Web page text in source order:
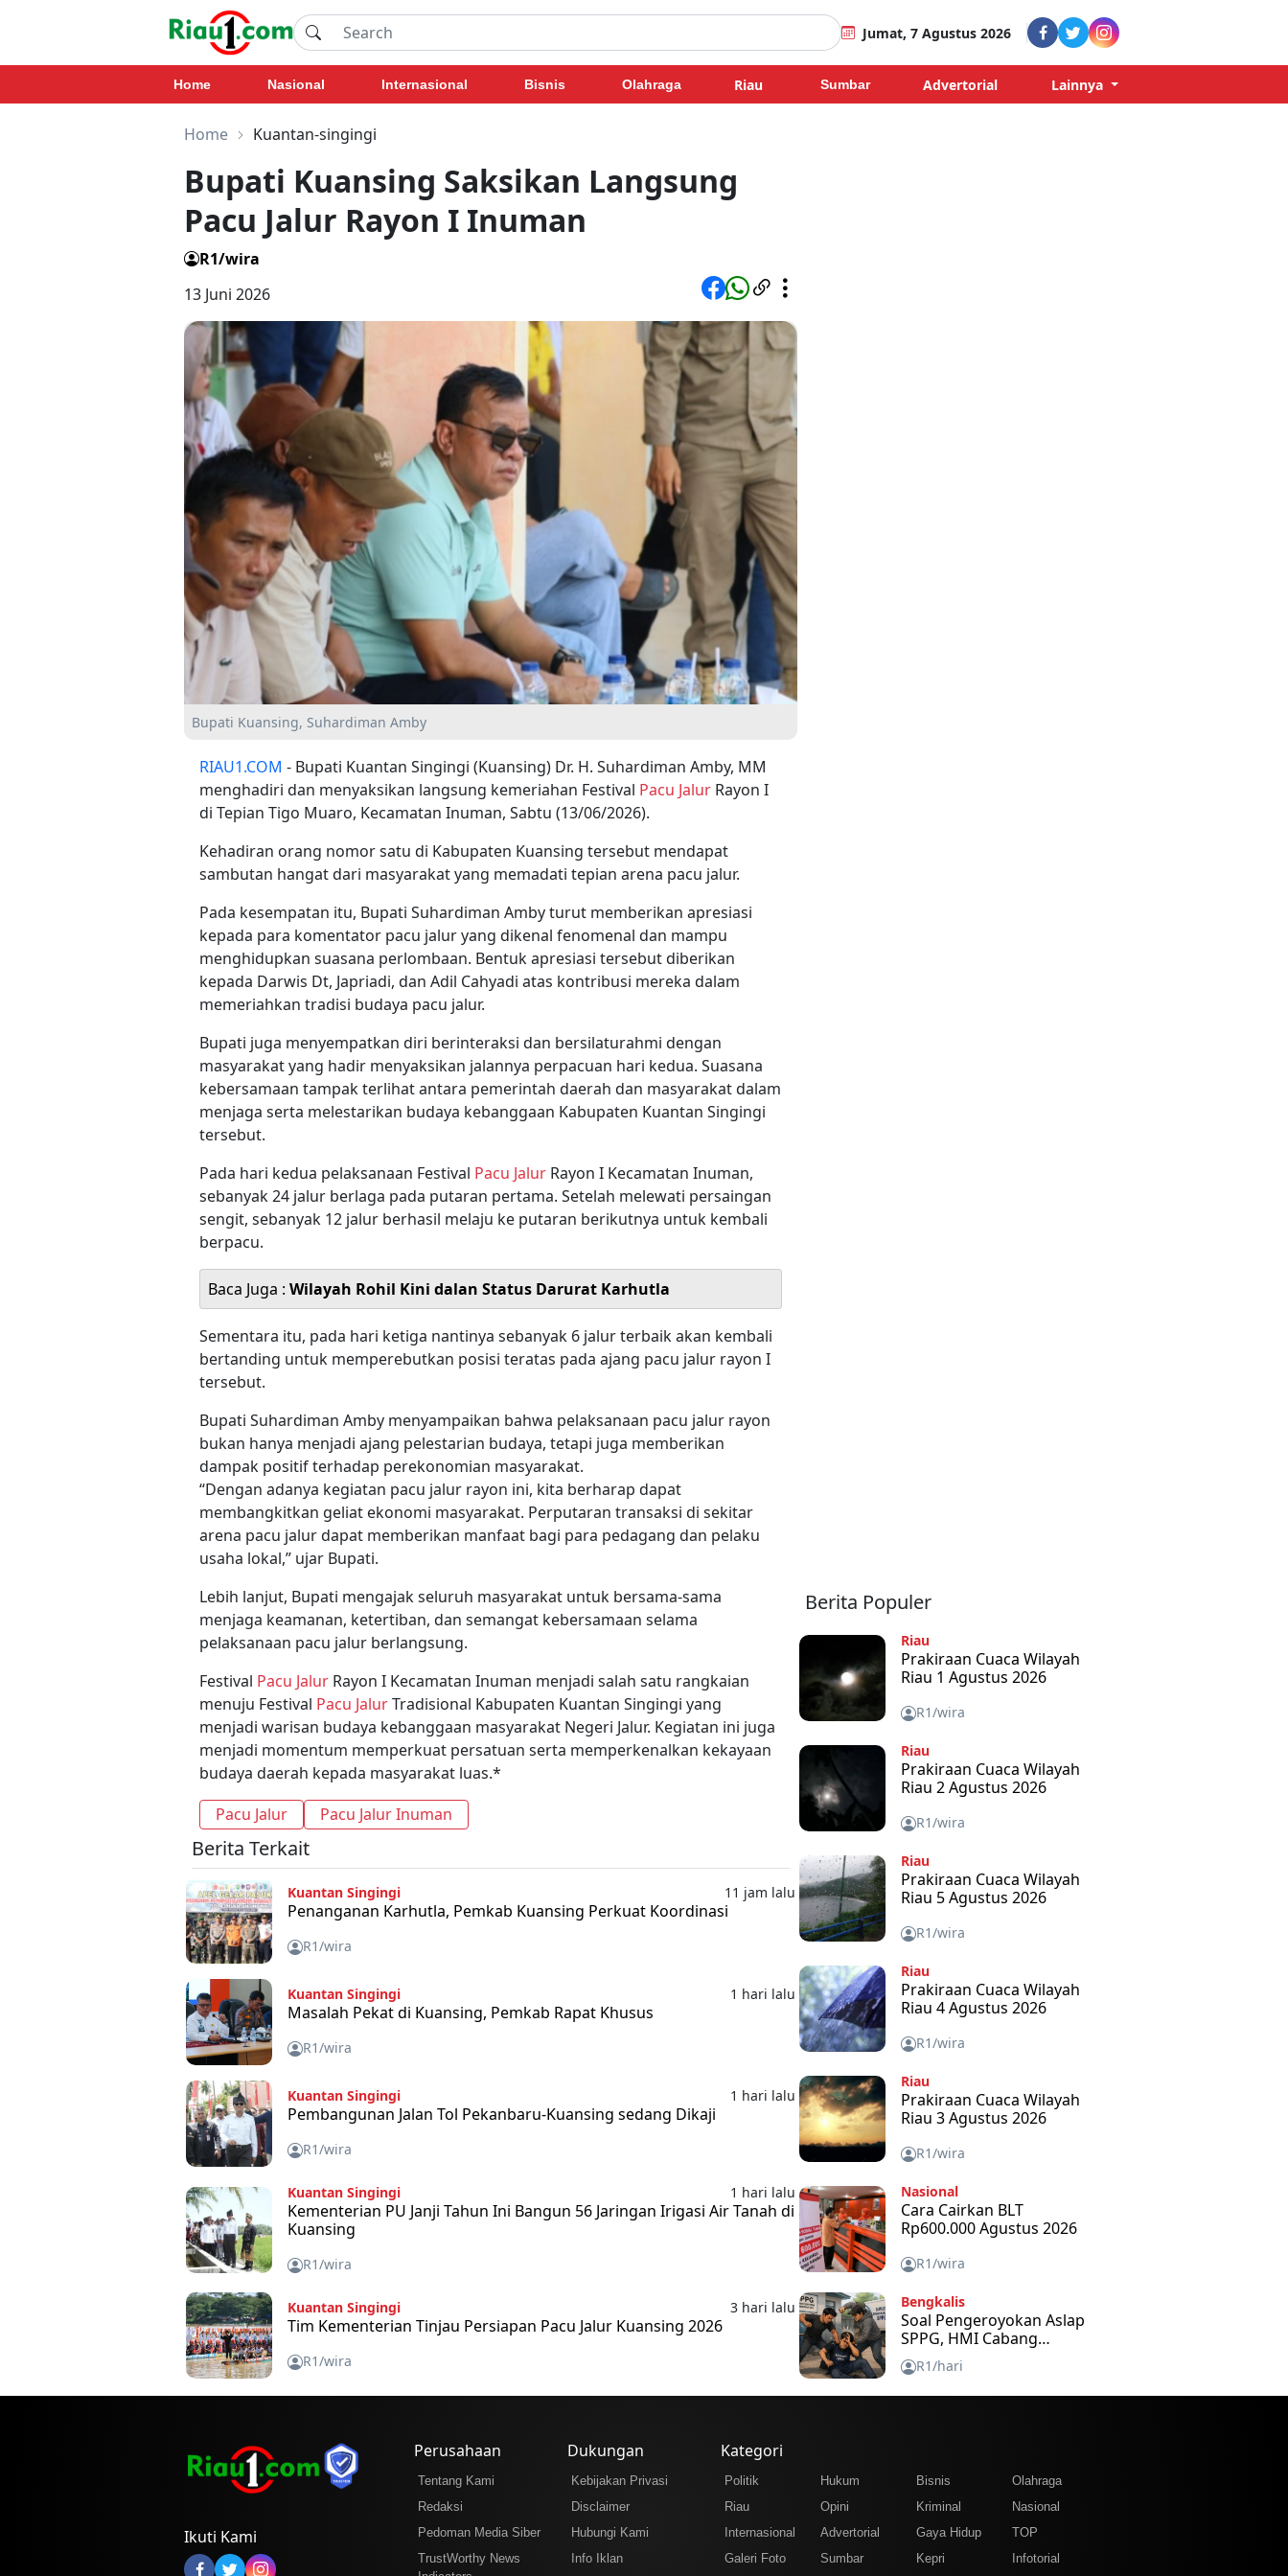
Jumat, 7 Agustus 2026
Home Nasional Internasional Bisnis Olahraga Riau Sumbar Advertorial Lainnya
Home Kuantan-singingi
Bupati Kuansing Saksikan Langsung
Pacu Jalur Rayon I Inuman
R1/wira
13 Juni 2026
Bupati Kuansing, Suhardiman Amby
RIAU1.COM - Bupati Kuantan Singingi (Kuansing) Dr. H. Suhardiman Amby, MM
menghadiri dan menyaksikan langsung kemeriahan Festival Pacu Jalur Rayon I
di Tepian Tigo Muaro, Kecamatan Inuman, Sabtu (13/06/2026).
Kehadiran orang nomor satu di Kabupaten Kuansing tersebut mendapat
sambutan hangat dari masyarakat yang memadati tepian arena pacu jalur.
Pada kesempatan itu, Bupati Suhardiman Amby turut memberikan apresiasi
kepada para komentator pacu jalur yang dikenal fenomenal dan mampu
menghidupkan suasana perlombaan. Bentuk apresiasi tersebut diberikan
kepada Darwis Dt, Japriadi, dan Adil Cahyadi atas kontribusi mereka dalam
memeriahkan tradisi budaya pacu jalur.
Bupati juga menyempatkan diri berinteraksi dan bersilaturahmi dengan
masyarakat yang hadir menyaksikan jalannya perpacuan hari kedua. Suasana
kebersamaan tampak terlihat antara pemerintah daerah dan masyarakat dalam
menjaga serta melestarikan budaya kebanggaan Kabupaten Kuantan Singingi
tersebut.
Pada hari kedua pelaksanaan Festival Pacu Jalur Rayon I Kecamatan Inuman,
sebanyak 24 jalur berlaga pada putaran pertama. Setelah melewati persaingan
sengit, sebanyak 12 jalur berhasil melaju ke putaran berikutnya untuk kembali
berpacu.
Baca Juga : Wilayah Rohil Kini dalan Status Darurat Karhutla
Sementara itu, pada hari ketiga nantinya sebanyak 6 jalur terbaik akan kembali
bertanding untuk memperebutkan posisi teratas pada ajang pacu jalur rayon I
tersebut.
Bupati Suhardiman Amby menyampaikan bahwa pelaksanaan pacu jalur rayon
bukan hanya menjadi ajang pelestarian budaya, tetapi juga memberikan
dampak positif terhadap perekonomian masyarakat.
“Dengan adanya kegiatan pacu jalur rayon ini, kita berharap dapat
membangkitkan geliat ekonomi masyarakat. Perputaran transaksi di sekitar
arena pacu jalur dapat memberikan manfaat bagi para pedagang dan pelaku
usaha lokal,” ujar Bupati.
Lebih lanjut, Bupati mengajak seluruh masyarakat untuk bersama-sama
menjaga keamanan, ketertiban, dan semangat kebersamaan selama
pelaksanaan pacu jalur berlangsung.
Festival Pacu Jalur Rayon I Kecamatan Inuman menjadi salah satu rangkaian
menuju Festival Pacu JalurTradisional Kabupaten Kuantan Singingi yang
menjadi warisan budaya kebanggaan masyarakat Negeri Jalur. Kegiatan ini juga
menjadi momentum memperkuat persatuan serta memperkenalkan kekayaan
budaya daerah kepada masyarakat luas.*
Pacu Jalur
Pacu Jalur Inuman
Berita Terkait
Kuantan Singingi 11 jam lalu
Penanganan Karhutla, Pemkab Kuansing Perkuat Koordinasi
R1/wira
Kuantan Singingi 1 hari lalu
Masalah Pekat di Kuansing, Pemkab Rapat Khusus
R1/wira
Kuantan Singingi 1 hari lalu
Pembangunan Jalan Tol Pekanbaru-Kuansing sedang Dikaji
R1/wira
Kuantan Singingi 1 hari lalu
Kementerian PU Janji Tahun Ini Bangun 56 Jaringan Irigasi Air Tanah di
Kuansing
R1/wira
Kuantan Singingi 3 hari lalu
Tim Kementerian Tinjau Persiapan Pacu Jalur Kuansing 2026
R1/wira
Berita Populer
Riau
Prakiraan Cuaca Wilayah
Riau 1 Agustus 2026
R1/wira
Riau
Prakiraan Cuaca Wilayah
Riau 2 Agustus 2026
R1/wira
Riau
Prakiraan Cuaca Wilayah
Riau 5 Agustus 2026
R1/wira
Riau
Prakiraan Cuaca Wilayah
Riau 4 Agustus 2026
R1/wira
Riau
Prakiraan Cuaca Wilayah
Riau 3 Agustus 2026
R1/wira
Nasional
Cara Cairkan BLT
Rp600.000 Agustus 2026
R1/wira
Bengkalis
Soal Pengeroyokan Aslap
SPPG, HMI Cabang
Bengkalis Kecam dan
Minta APH Usut Tuntas
R1/hari
Ikuti Kami
Perusahaan
Tentang Kami
Redaksi
Pedoman Media Siber
TrustWorthy News
Dukungan
Kebijakan Privasi
Disclaimer
Hubungi Kami
Info Iklan
Kategori
Politik Hukum Bisnis
Olahraga
Riau
Opini Kriminal
Nasional
Internasional
Advertorial Gaya Hidup
TOP
Galeri Foto
Sumbar Kepri Infotorial